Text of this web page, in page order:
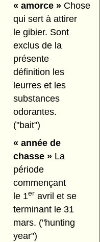
« amorce » Chose
qui sert à attirer
le gibier. Sont
exclus de la
présente
définition les
leurres et les
substances
odorantes.
("bait")
« année de
chasse » La
période
commençant
le 1er avril et se
terminant le 31
mars. ("hunting
year")